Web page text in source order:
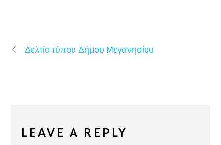
Δελτίο τύπου Δήμου Μεγανησίου
LEAVE A REPLY